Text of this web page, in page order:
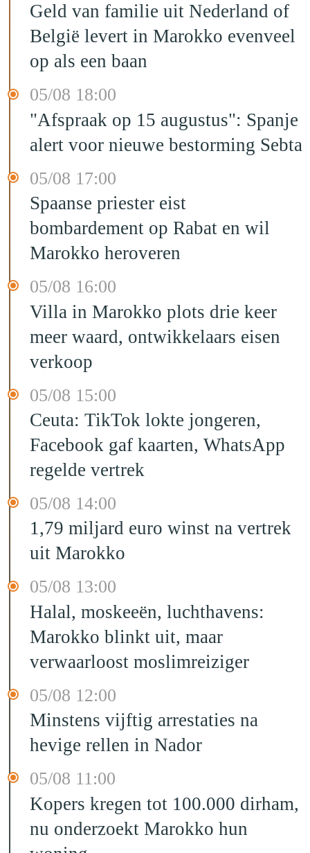
Geld van familie uit Nederland of
België levert in Marokko evenveel
op als een baan
05/08 18:00
"Afspraak op 15 augustus": Spanje
alert voor nieuwe bestorming Sebta
05/08 17:00
Spaanse priester eist
bombardement op Rabat en wil
Marokko heroveren
05/08 16:00
Villa in Marokko plots drie keer
meer waard, ontwikkelaars eisen
verkoop
05/08 15:00
Ceuta: TikTok lokte jongeren,
Facebook gaf kaarten, WhatsApp
regelde vertrek
05/08 14:00
1,79 miljard euro winst na vertrek
uit Marokko
05/08 13:00
Halal, moskeeën, luchthavens:
Marokko blinkt uit, maar
verwaarloost moslimreiziger
05/08 12:00
Minstens vijftig arrestaties na
hevige rellen in Nador
05/08 11:00
Kopers kregen tot 100.000 dirham,
nu onderzoekt Marokko hun